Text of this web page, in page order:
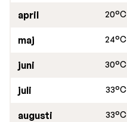
april 20°C
maj 24°C
juni 30°C
juli 33°C
augusti 33°C